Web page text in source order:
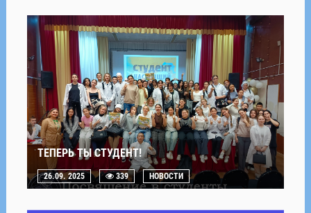
ТЕПЕРЬ ТЫ СТУДЕНТ!
26.09. 2025 339 НОВОСТИ